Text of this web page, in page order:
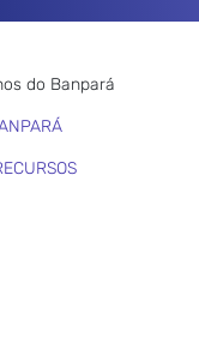
do Banpará